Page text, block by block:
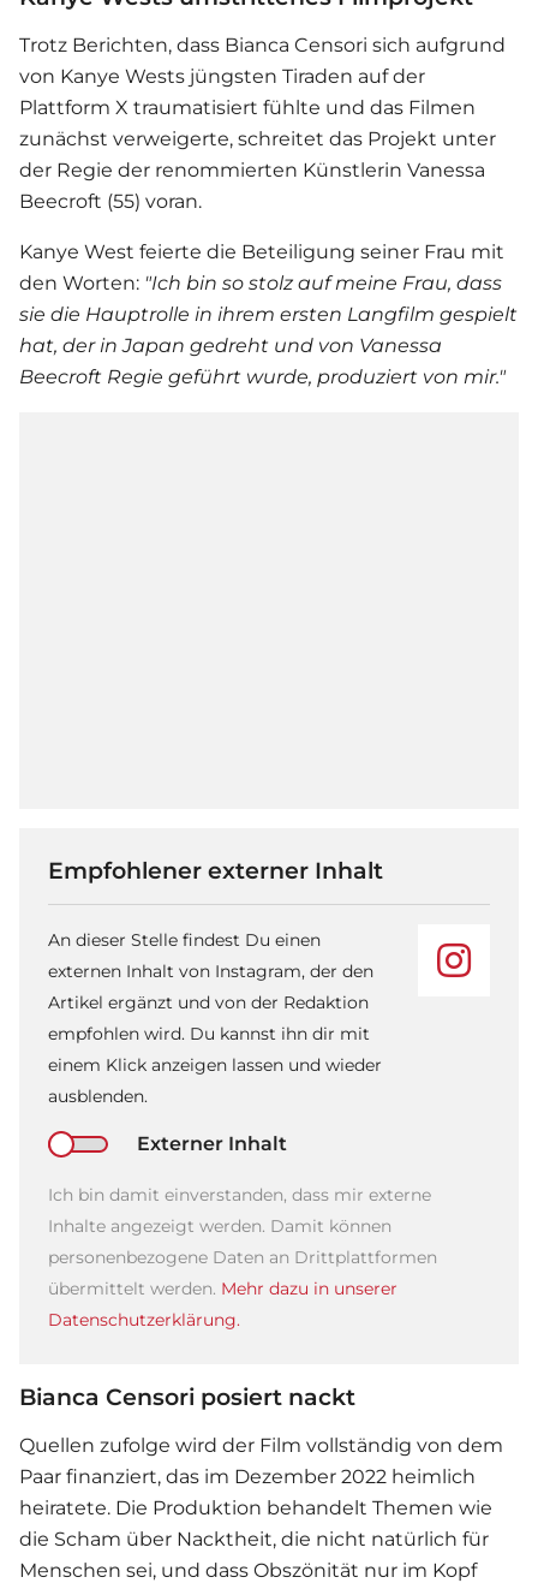
Trotz Berichten, dass Bianca Censori sich aufgrund
von Kanye Wests jüngsten Tiraden auf der
Plattform X traumatisiert fühlte und das Filmen
zunächst verweigerte, schreitet das Projekt unter
der Regie der renommierten Künstlerin Vanessa
Beecroft (55) voran.
Kanye West feierte die Beteiligung seiner Frau mit
den Worten: "Ich bin so stolz auf meine Frau, dass
sie die Hauptrolle in ihrem ersten Langfilm gespielt
hat, der in Japan gedreht und von Vanessa
Beecroft Regie geführt wurde, produziert von mir."
Empfohlener externer Inhalt
An dieser Stelle findest Du einen
externen Inhalt von Instagram, der den
Artikel ergänzt und von der Redaktion
empfohlen wird. Du kannst ihn dir mit
einem Klick anzeigen lassen und wieder
ausblenden.
Externer Inhalt
Ich bin damit einverstanden, dass mir externe
Inhalte angezeigt werden. Damit können
personenbezogene Daten an Drittplattformen
übermittelt werden. Mehr dazu in unserer
Datenschutzerklärung.
Bianca Censori posiert nackt
Quellen zufolge wird der Film vollständig von dem
Paar finanziert, das im Dezember 2022 heimlich
heiratete. Die Produktion behandelt Themen wie
die Scham über Nacktheit, die nicht natürlich für
Menschen sei, und dass Obszönität nur im Kopf